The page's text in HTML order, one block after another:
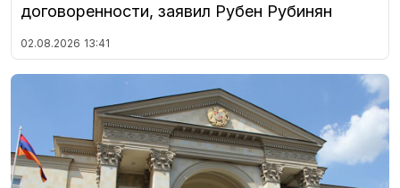
договоренности, заявил Рубен Рубинян
02.08.2026 13:41